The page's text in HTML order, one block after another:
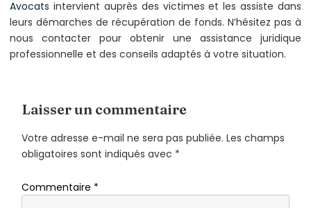
Avocats intervient auprès des victimes et les assiste dans
leurs démarches de récupération de fonds. N’hésitez pas à
nous contacter pour obtenir une assistance juridique
professionnelle et des conseils adaptés à votre situation.
Laisser un commentaire
Votre adresse e-mail ne sera pas publiée. Les champs
obligatoires sont indiqués avec *
Commentaire *